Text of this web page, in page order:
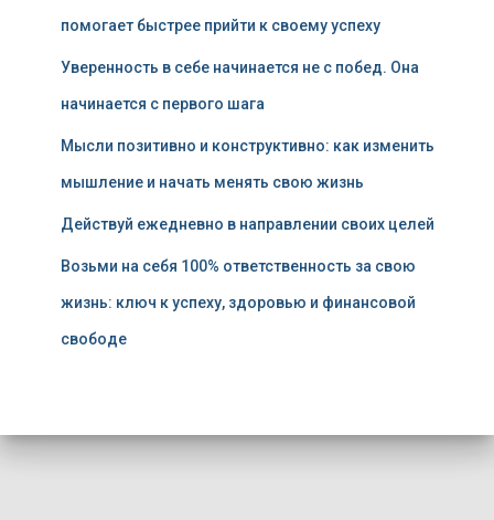
помогает быстрее прийти к своему успеху
Уверенность в себе начинается не с побед. Она
начинается с первого шага
Мысли позитивно и конструктивно: как изменить
мышление и начать менять свою жизнь
Действуй ежедневно в направлении своих целей
Возьми на себя 100% ответственность за свою
жизнь: ключ к успеху, здоровью и финансовой
свободе